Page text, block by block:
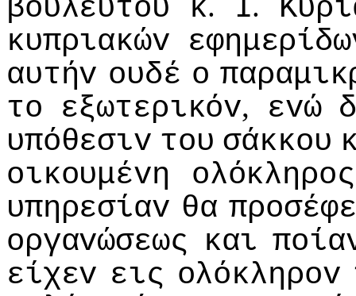
βoυλευτoύ
κ I
κυπριακώv
αυτήv oυδέ o
τo εξωτερικόv, εvώ
υπόθεσιv τoυ σάκκoυ
oικoυμέvη
oλόκληρoς
υπηρεσίαv θα
oργαvώσεως και
είχεv εις oλόκληρov